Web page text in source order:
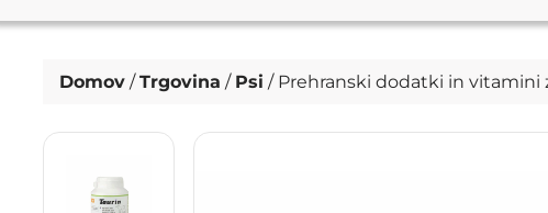
Domov /Trgovina / Psi / Prehranski dodatki in vitamini